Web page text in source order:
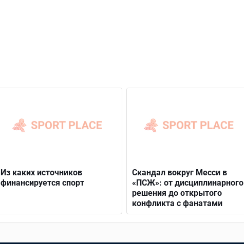
Из каких источников
финансируется спорт
Скандал вокруг Месси в
«ПСЖ»: от дисциплинарного
решения до открытого
конфликта с фанатами